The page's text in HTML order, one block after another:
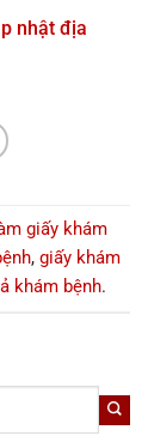
nhật địa
giấy khám
, giấy khám
khám bệnh.